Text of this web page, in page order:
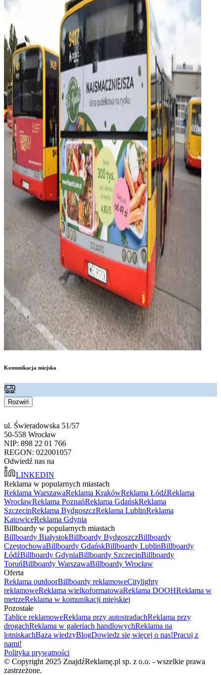
Komunikacja miejska
Rozwiń
ul. Świeradowska 51/57
50-558 Wrocław
NIP: 898 22 01 766
REGON: 022001057
Odwiedź nas na
LINKEDIN
Reklama w popularnych miastach
Reklama WarszawaReklama KrakówReklama ŁódźReklama
WrocławReklama PoznańReklama GdańskReklama
SzczecinReklama BydgoszczReklama LublinReklama
KatowiceReklama Gdynia
Billboardy w popularnych miastach
Billboardy BiałystokBillboardy BydgoszczBillboardy
CzęstochowaBillboardy GdańskBillboardy LublinBillboardy
ŁódźBillboardy GdyniaBillboardy SzczecinBillboardy
ToruńBillboardy WarszawaBillboardy Wrocław
Oferta
Reklama outdoorBillboardy reklamoweCitylighty
reklamoweReklama wielkoformatowaReklama DOOHReklama w
metrzeReklama w komunikacji miejskiej
Pozostałe
Tablice reklamoweReklama przy autostradachReklama przy
drogachReklama w galeriach handlowychReklama na
lotniskachBaza wiedzyBlogDowiedz się więcej o nas!Pracuj z
nami!
Polityka prywatności
© Copyright 2025 ZnajdźReklamę.pl sp. z o.o. - wszelkie prawa
zastrzeżone.